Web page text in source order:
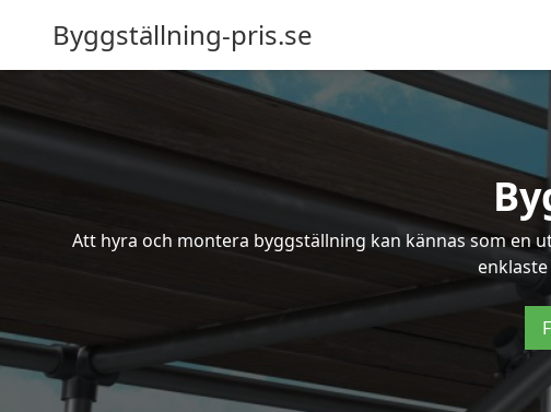
Byggställning-pris.se
Att hyra och montera byggställning kan kännas som en